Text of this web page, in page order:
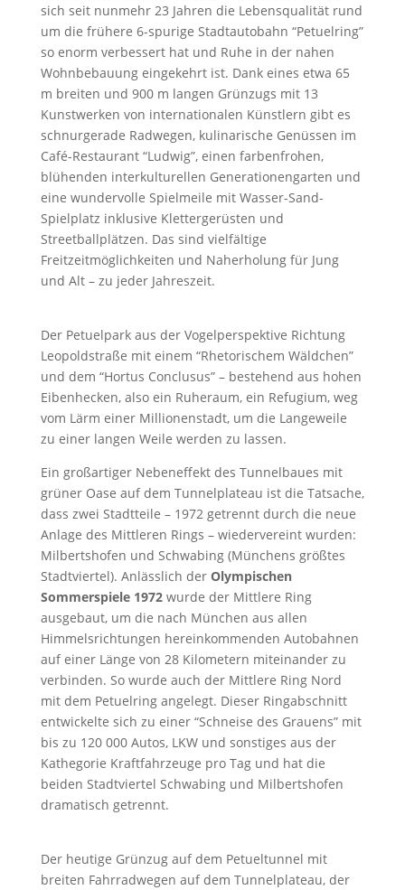
sich seit nunmehr 23 Jahren die Lebensqualität rund
um die frühere 6-spurige Stadtautobahn “Petuelring”
so enorm verbessert hat und Ruhe in der nahen
Wohnbebauung eingekehrt ist. Dank eines etwa 65
m breiten und 900 m langen Grünzugs mit 13
Kunstwerken von internationalen Künstlern gibt es
schnurgerade Radwegen, kulinarische Genüssen im
Café-Restaurant “Ludwig”, einen farbenfrohen,
blühenden interkulturellen Generationengarten und
eine wundervolle Spielmeile mit Wasser-Sand-
Spielplatz inklusive Klettergerüsten und
Streetballplätzen. Das sind vielfältige
Freitzeitmöglichkeiten und Naherholung für Jung
und Alt – zu jeder Jahreszeit.
Der Petuelpark aus der Vogelperspektive Richtung
Leopoldstraße mit einem “Rhetorischem Wäldchen”
und dem “Hortus Conclusus” – bestehend aus hohen
Eibenhecken, also ein Ruheraum, ein Refugium, weg
vom Lärm einer Millionenstadt, um die Langeweile
zu einer langen Weile werden zu lassen.
Ein großartiger Nebeneffekt des Tunnelbaues mit
grüner Oase auf dem Tunnelplateau ist die Tatsache,
dass zwei Stadtteile – 1972 getrennt durch die neue
Anlage des Mittleren Rings – wiedervereint wurden:
Milbertshofen und Schwabing (Münchens größtes
Stadtviertel). Anlässlich der Olympischen
Sommerspiele 1972wurde der Mittlere Ring
ausgebaut, um die nach München aus allen
Himmelsrichtungen hereinkommenden Autobahnen
auf einer Länge von 28 Kilometern miteinander zu
verbinden. So wurde auch der Mittlere Ring Nord
mit dem Petuelring angelegt. Dieser Ringabschnitt
entwickelte sich zu einer “Schneise des Grauens” mit
bis zu 120 000 Autos, LKW und sonstiges aus der
Kathegorie Kraftfahrzeuge pro Tag und hat die
beiden Stadtviertel Schwabing und Milbertshofen
dramatisch getrennt.
Der heutige Grünzug auf dem Petueltunnel mit
breiten Fahrradwegen auf dem Tunnelplateau, der